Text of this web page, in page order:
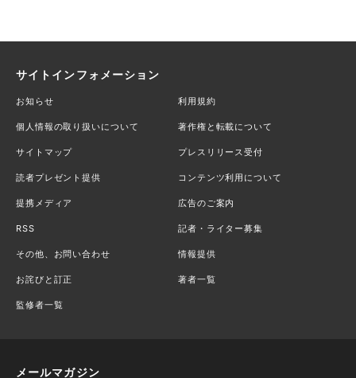
サイトインフォメーション
お知らせ 利用規約
個人情報の取り扱いについて 著作権と転載について
サイトマップ プレスリリース受付
読者プレゼント提供 コンテンツ利用について
提携メディア 広告のご案内
RSS 記者・ライター募集
その他、お問い合わせ 情報提供
お詫びと訂正 著者一覧
監修者一覧
メールマガジン